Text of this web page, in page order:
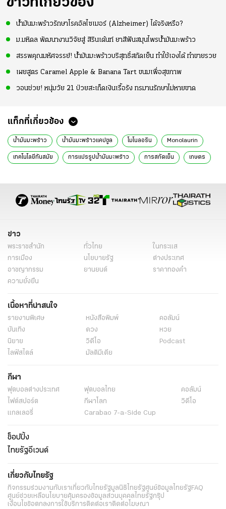
น้ำมันมะพร้าวรักษาโรคอัลไซเมอร์ (Alzheimer) ได้จริงหรือ?
ม.มหิดล พัฒนางานวิจัยสู่ สิรินเด้นท์ ยาสีฟันสมุนไพรน้ำมันมะพร้าว
สรรพคุณมหัศจรรย์! น้ำมันมะพร้าวบริสุทธิ์สกัดเย็น ทำใช้เองได้ ทำขายรวย
เผยสูตร Caramel Apple & Banana Tart ขนมเพื่อสุขภาพ
วอนช่วย! หนุ่มวัย 21 ป่วยสะเก็ดเงินเรื้อรัง ทรมานรักษาไม่หายขาด
แท็กที่เกี่ยวข้อง
น้ำมันมะพร้าว น้ำมันมะพร้าวแคปซูล โมโนลอริน Monolaurin
เทคโนโลยีทันสมัย การแปรรูปน้ำมันมะพร้าว การสกัดเย็น เกษตร
ข่าว
พระราชสำนัก ทั่วไทย
ในกระแส
การเมือง
นโยบายรัฐ
ต่างประเทศ
อาชญากรรม
ยานยนต์
ราคาทองคำ
ความยั่งยืน
เนื้อหาที่น่าสนใจ
รายงานพิเศษ หนังสือพิมพ์
คอลัมน์
บันเทิง
ดวง
หวย
นิยาย
วิดีโอ
Podcast
ไลฟ์สไตล์
มัลติมีเดีย
กีฬา
ฟุตบอลต่่างประเทศ ฟุตบอลไทย
คอลัมน์
ไฟต์สปอร์ต
กีฬาโลก
วิดีโอ
แกลเลอรี่
Carabao 7-a-Side Cup
ช็อปปิ้ง
ไทยรัฐอีเวนต์
เกี่ยวกับไทยรัฐ
กิจกรรมร่วมงานกับเราเกี่ยวกับไทยรัฐมูลนิธิไทยรัฐศูนย์ข้อมูลไทยรัฐFAQ
ศูนย์ช่วยเหลือนโยบายคุ้มครองข้อมูลส่วนบุคคลไทยรัฐกรุ๊ป
เงื่อนไขข้อตกลงการใช้บริการติดต่อเราติดต่อโฆษณา